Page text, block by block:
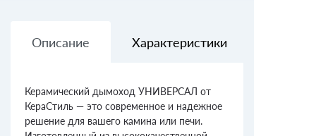
Описание Характеристики
Керамический дымоход УНИВЕРСАЛ от
КераСтиль — это современное и надежное
решение для вашего камина или печи.